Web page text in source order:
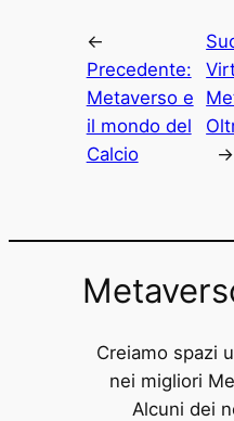
←
Precedente:
Metaverso e
il mondo del
Calcio
→
Creiamo spazi
nei migliori
Alcuni dei